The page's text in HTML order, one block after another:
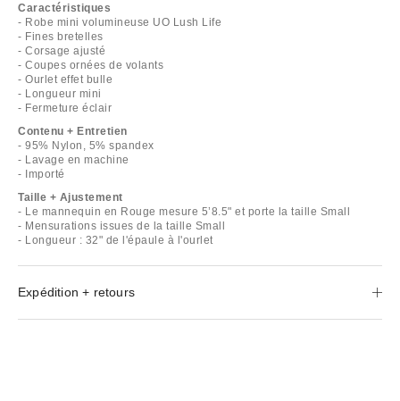
Caractéristiques
- Robe mini volumineuse UO Lush Life
- Fines bretelles
- Corsage ajusté
- Coupes ornées de volants
- Ourlet effet bulle
- Longueur mini
- Fermeture éclair
Contenu + Entretien
- 95% Nylon, 5% spandex
- Lavage en machine
- Importé
Taille + Ajustement
- Le mannequin en Rouge mesure 5’8.5" et porte la taille Small
- Mensurations issues de la taille Small
- Longueur : 32" de l'épaule à l'ourlet
Expédition + retours